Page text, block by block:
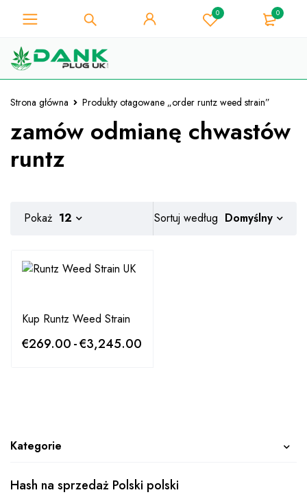
0 0
Strona główna Produkty otagowane „order runtz weed strain”
zamów odmianę chwastów
runtz
Kategorie
Hash na sprzedaż Polski polski
Sortuj według Domyślny
Pokaż 12
Kup Runtz Weed Strain
€269.00-€3,245.00
Dla miłośnika chwastów - Uzyskaj
natychmiastowy rabat 10% przy
"WELCOME10"